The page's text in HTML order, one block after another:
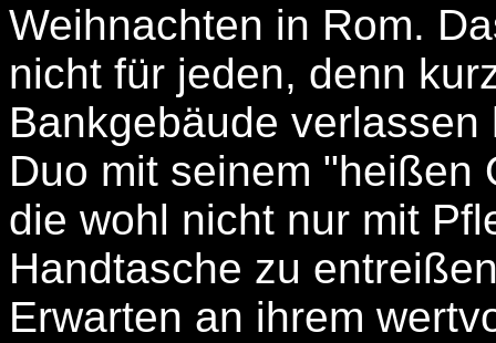
Weihnachten in Rom.
nicht für jeden, denn
Bankgebäude
Duo mit seinem "heißen
die wohl nicht nur mit
Handtasche zu
Erwarten an ihrem